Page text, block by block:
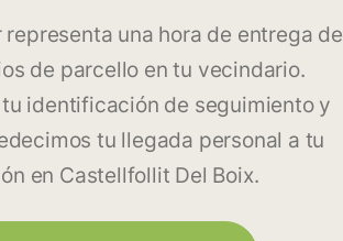
una hora de entrega de
de parcello en tu vecindario.
identificación de seguimiento y
tu llegada personal a tu
en Castellfollit Del Boix.